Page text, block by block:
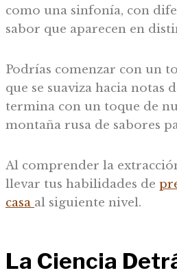
como una sinfonía, con
sabor que aparecen en
Podrías comenzar con un
que se suaviza hacia notas
termina con un toque de
montaña rusa de sabores
Al comprender la
llevar tus habilidades de
casa al siguiente nivel.
La Ciencia